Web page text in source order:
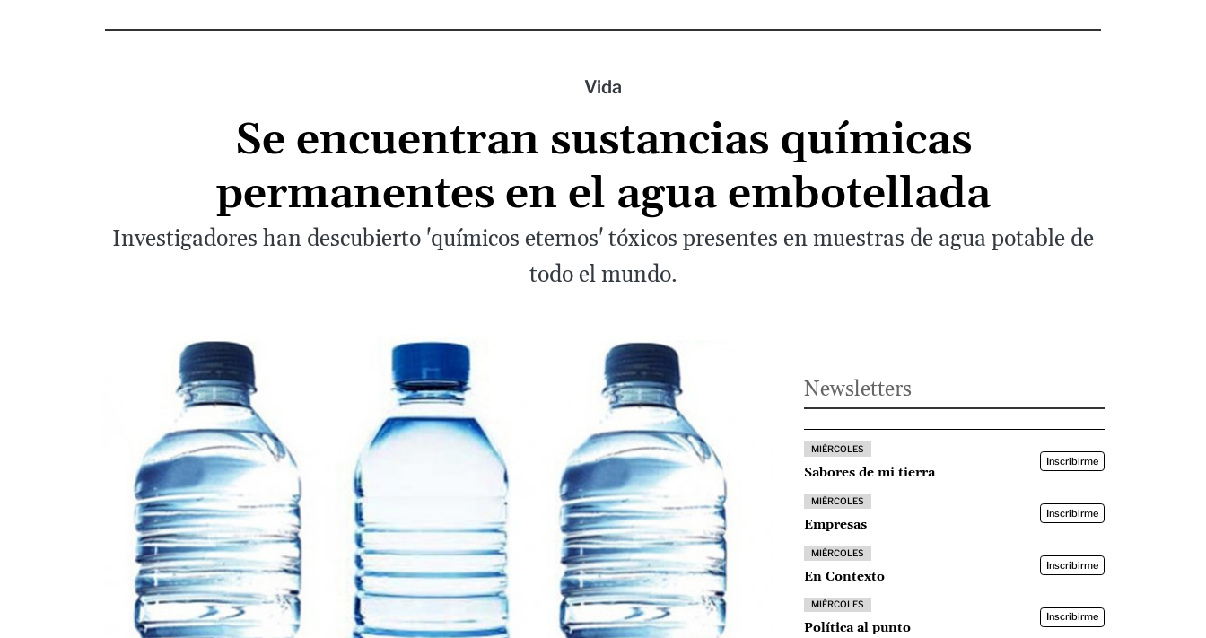
Vida
Se encuentran sustancias químicas
permanentes en el agua embotellada
Investigadores han descubierto 'químicos eternos' tóxicos presentes en muestras de agua potable de
todo el mundo.
Newsletters
MIÉRCOLES
Sabores de mi tierra
Inscribirme
MIÉRCOLES
Empresas
Inscribirme
MIÉRCOLES
En Contexto
Inscribirme
MIÉRCOLES
Política al punto
Inscribirme